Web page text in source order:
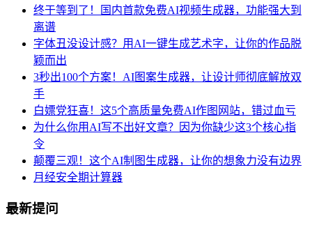
终于等到了！国内首款免费AI视频生成器，功能强大到
离谱
字体丑没设计感？用AI一键生成艺术字，让你的作品脱
颖而出
3秒出100个方案！AI图案生成器，让设计师彻底解放双
手
白嫖党狂喜！这5个高质量免费AI作图网站，错过血亏
为什么你用AI写不出好文章？因为你缺少这3个核心指
令
颠覆三观！这个AI制图生成器，让你的想象力没有边界
月经安全期计算器
最新提问